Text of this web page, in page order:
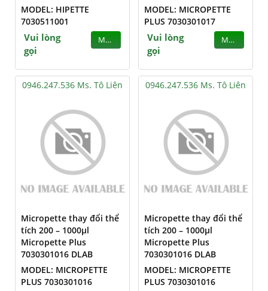
MODEL: HIPETTE
7030511001
Vui lòng
gọi
MUA
MODEL: MICROPETTE
PLUS 7030301017
Vui lòng
gọi
MUA
0946.247.536 Ms. Tô Liên
Micropette thay đổi thể
tích 200 – 1000µl
Micropette Plus
7030301016 DLAB
MODEL: MICROPETTE
PLUS 7030301016
0946.247.536 Ms. Tô Liên
Micropette thay đổi thể
tích 200 – 1000µl
Micropette Plus
7030301016 DLAB
MODEL: MICROPETTE
PLUS 7030301016